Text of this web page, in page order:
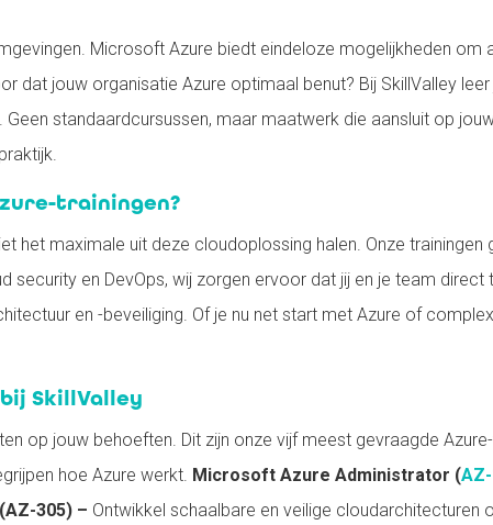
Microsoft Azure biedt eindeloze mogelijkheden om
dat jouw organisatie Azure optimaal benut? Bij SkillValley
standaardcursussen, maar maatwerk die aansluit op
trainingen?
het maximale uit deze cloudoplossing halen. Onze
security en DevOps, wij zorgen ervoor dat jij en je team
en -beveiliging. Of je nu net start met Azure of
SkillValley
op jouw behoeften. Dit zijn onze vijf meest gevraagde
hoe Azure werkt. Microsoft Azure Administrator (
305) – Ontwikkel schaalbare en veilige